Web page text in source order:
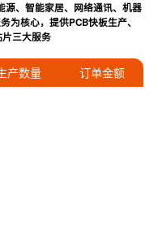
源、智能家居、网络通讯、机器
为核心，提供PCB快板生产、
三大服务
产数量 订单金额